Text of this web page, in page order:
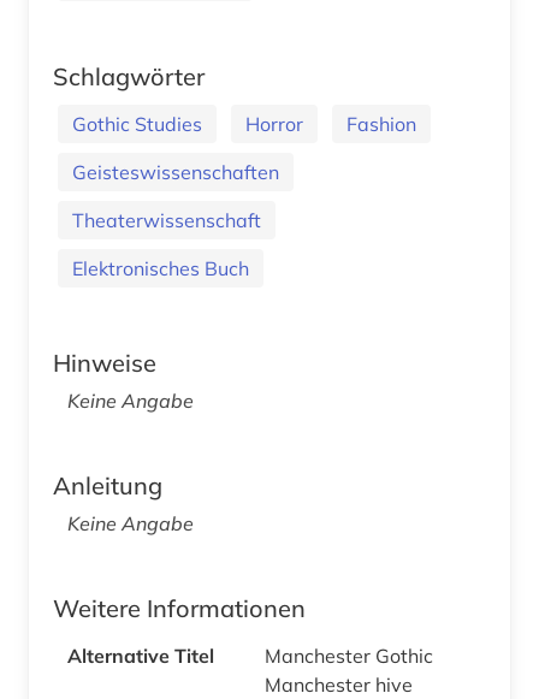
Schlagwörter
Gothic Studies Horror
Fashion
Geisteswissenschaften
Theaterwissenschaft
Elektronisches Buch
Hinweise
Keine Angabe
Anleitung
Keine Angabe
Weitere Informationen
Alternative Titel
Manchester Gothic
Manchester hive